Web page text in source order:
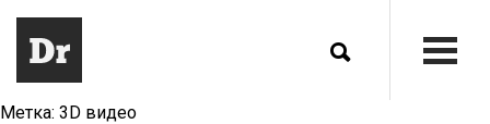
Метка: 3D видео